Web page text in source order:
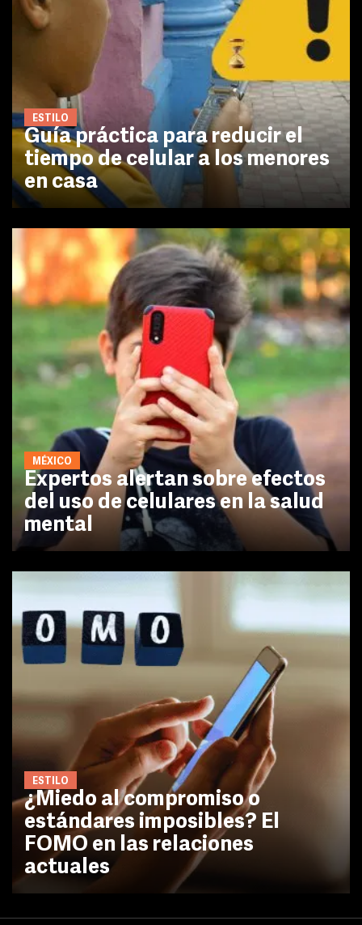
ESTILO
Guía práctica para reducir el
tiempo de celular a los menores
en casa
MÉXICO
Expertos alertan sobre efectos
del uso de celulares en la salud
mental
ESTILO
¿Miedo al compromiso o
estándares imposibles? El
FOMO en las relaciones
actuales